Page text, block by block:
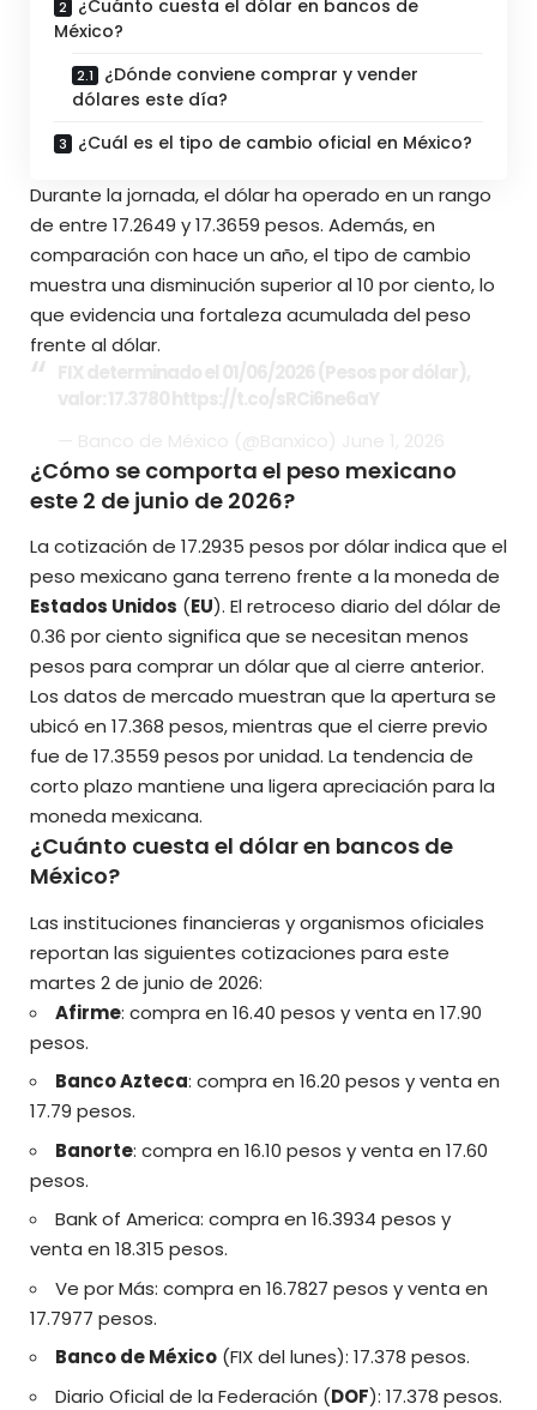
¿Cuánto cuesta el dólar en bancos de
México?
¿Dónde conviene comprar y vender
dólares este día?
¿Cuál es el tipo de cambio oficial en México?
Durante la jornada, el dólar ha operado en un rango
de entre 17.2649 y 17.3659 pesos. Además, en
comparación con hace un año, el tipo de cambio
muestra una disminución superior al 10 por ciento, lo
que evidencia una fortaleza acumulada del peso
frente al dólar.
¿Cómo se comporta el peso mexicano
este 2 de junio de 2026?
La cotización de 17.2935 pesos por dólar indica que el
peso mexicano gana terreno frente a la moneda de
Estados Unidos (EU). El retroceso diario del dólar de
0.36 por ciento significa que se necesitan menos
pesos para comprar un dólar que al cierre anterior.
Los datos de mercado muestran que la apertura se
ubicó en 17.368 pesos, mientras que el cierre previo
fue de 17.3559 pesos por unidad. La tendencia de
corto plazo mantiene una ligera apreciación para la
moneda mexicana.
¿Cuánto cuesta el dólar en bancos de
México?
Las instituciones financieras y organismos oficiales
reportan las siguientes cotizaciones para este
martes 2 de junio de 2026:
Afirme: compra en 16.40 pesos y venta en 17.90
pesos.
Banco Azteca: compra en 16.20 pesos y venta en
17.79 pesos.
Banorte: compra en 16.10 pesos y venta en 17.60
pesos.
Bank of America: compra en 16.3934 pesos y
venta en 18.315 pesos.
Ve por Más: compra en 16.7827 pesos y venta en
17.7977 pesos.
Banco de México (FIX del lunes): 17.378 pesos.
Diario Oficial de la Federación (DOF): 17.378 pesos.